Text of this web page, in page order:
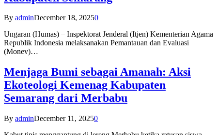
By adminDecember 18, 20250
Ungaran (Humas) – Inspektorat Jenderal (Itjen) Kementerian Agama
Republik Indonesia melaksanakan Pemantauan dan Evaluasi
(Monev)…
Menjaga Bumi sebagai Amanah: Aksi
Ekoteologi Kemenag Kabupaten
Semarang dari Merbabu
By adminDecember 11, 20250